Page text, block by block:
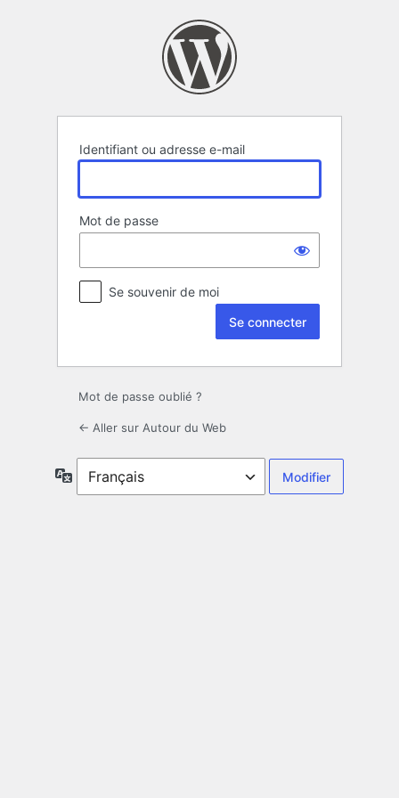
Identifiant ou adresse e-mail
Mot de passe
Se souvenir de moi
Mot de passe oublié ?
← Aller sur Autour du Web
Langue